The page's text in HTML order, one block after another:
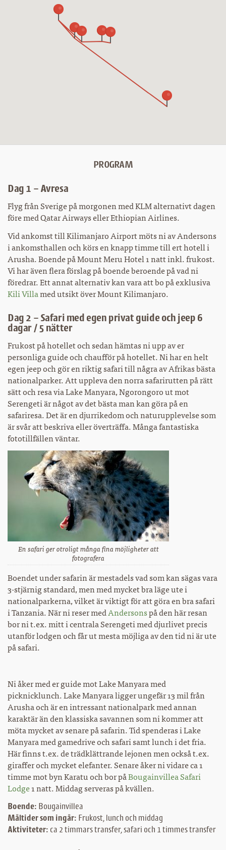
PROGRAM
Dag 1 – Avresa
Flyg från Sverige på morgonen med KLM alternativt dagen
före med Qatar Airways eller Ethiopian Airlines.
Vid ankomst till Kilimanjaro Airport möts ni av Andersons
i ankomsthallen och körs en knapp timme till ert hotell i
Arusha. Boende på Mount Meru Hotel 1 natt inkl. frukost.
Vi har även flera förslag på boende beroende på vad ni
föredrar. Ett annat alternativ kan vara att bo på exklusiva
Kili Villamed utsikt över Mount Kilimanjaro.
Dag 2 – Safari med egen privat guide och jeep 6
dagar / 5 nätter
Frukost på hotellet och sedan hämtas ni upp av er
personliga guide och chaufför på hotellet. Ni har en helt
egen jeep och gör en riktig safari till några av Afrikas bästa
nationalparker. Att uppleva den norra safarirutten på rätt
sätt och resa via Lake Manyara, Ngorongoro ut mot
Serengeti är något av det bästa man kan göra på en
safariresa. Det är en djurrikedom och naturupplevelse som
är svår att beskriva eller överträffa. Många fantastiska
fototillfällen väntar.
En safari ger otroligt många fina möjligheter att
fotografera
Boendet under safarin är mestadels vad som kan sägas vara
3-stjärnig standard, men med mycket bra läge ute i
nationalparkerna, vilket är viktigt för att göra en bra safari
i Tanzania. När ni reser medAndersonspå den här resan
bor ni t.ex. mitt i centrala Serengeti med djurlivet precis
utanför lodgen och får ut mesta möjliga av den tid ni är ute
på safari.
Ni åker med er guide mot Lake Manyara med
picknicklunch. Lake Manyara ligger ungefär 13 mil från
Arusha och är en intressant nationalpark med annan
karaktär än den klassiska savannen som ni kommer att
möta mycket av senare på safarin. Tid spenderas i Lake
Manyara med gamedrive och safari samt lunch i det fria.
Här finns t.ex. de trädklättrande lejonen men också t.ex.
giraffer och mycket elefanter. Senare åker ni vidare ca 1
timme mot byn Karatu och bor påBougainvillea Safari
Lodge1 natt. Middag serveras på kvällen.
Boende: Bougainvillea
Måltider som ingår: Frukost, lunch och middag
Aktiviteter: ca 2 timmars transfer, safari och 1 timmes transfer